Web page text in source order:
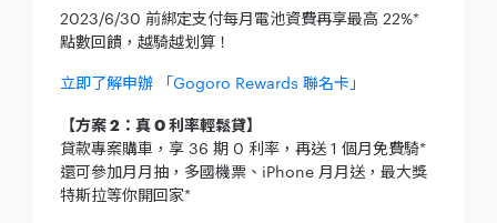
2023/6/30 前綁定支付每月電池資費再享最高 22%*
點數回饋，越騎越划算！
立即了解申辦 「Gogoro Rewards 聯名卡」
【方案 2：真 0 利率輕鬆貸】
貸款專案購車，享 36 期 0 利率，再送 1 個月免費騎*
還可參加月月抽，多國機票、iPhone 月月送，最大獎
特斯拉等你開回家*